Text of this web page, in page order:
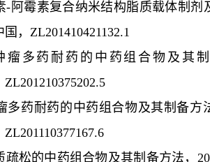
- 阿霉素复合纳米结构脂质载体制剂
， ZL201410421132.1
瘤多药耐药的中药组合物及其
ZL201210375202.5
多药耐药的中药组合物及其制备方
ZL201110377167.6
疏松的中药组合物及其制备方法，